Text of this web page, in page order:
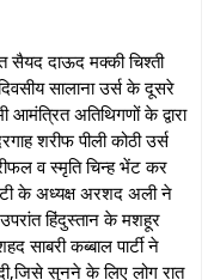
सैयद दाऊद मक्की चिश्ती
सालाना उर्स के दूसरे
आमंत्रित अतिथिगणों के द्वारा
शरीफ पीली कोठी उर्स
व स्मृति चिन्ह भेंट कर
के अध्यक्ष अरशद अली ने
हिंदुस्तान के मशहूर
साबरी कब्बाल पार्टी ने
सुनने के लिए लोग रात